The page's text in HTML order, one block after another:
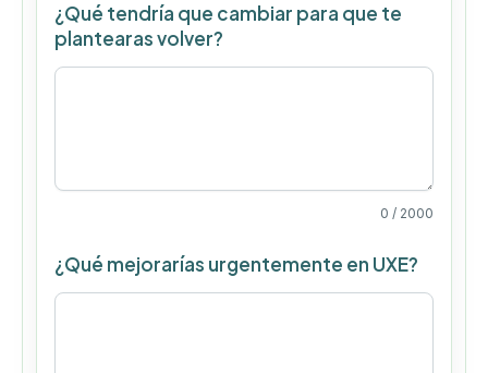
¿Qué tendría que cambiar para que te
plantearas volver?
0 / 2000
¿Qué mejorarías urgentemente en UXE?